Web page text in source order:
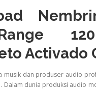
Activado
musik dan produser audio
Dalam dunia produksi audio